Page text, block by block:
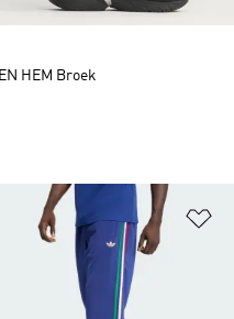
zetten
HEM Broek